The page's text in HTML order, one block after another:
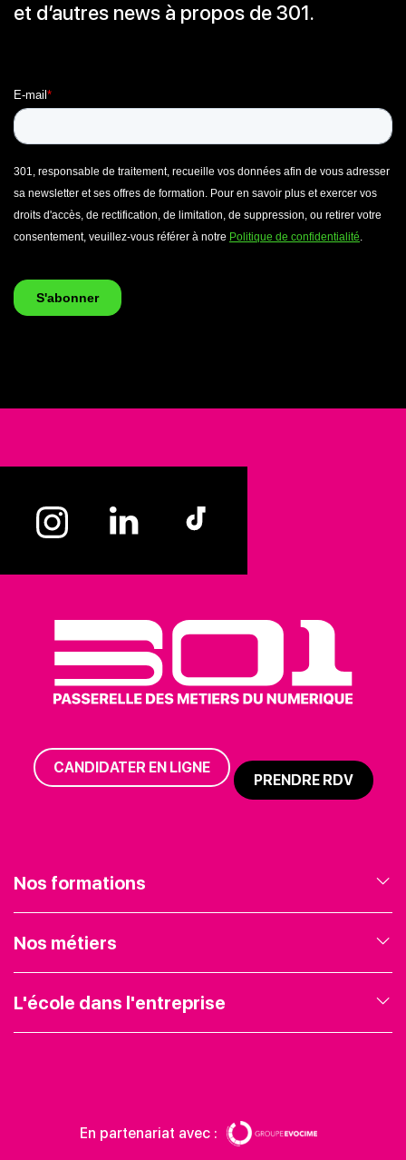
et d’autres news à propos de 301.
CANDIDATER EN LIGNE
PRENDRE RDV
Nos formations
Nos formations en Marketing Digital
Nos formations en Gestion de projet
Nos métiers
Expert Webmarketing
L'école dans l'entreprise
En partenariat avec :